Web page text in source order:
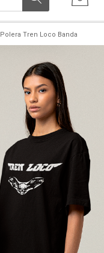
Polera Tren Loco Banda